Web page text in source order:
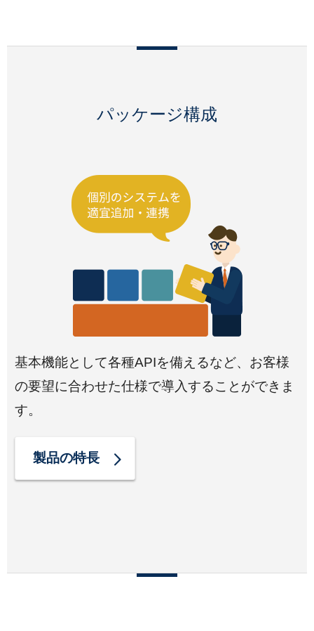
パッケージ構成
基本機能として各種APIを備えるなど、お客様
の要望に合わせた仕様で導入することができま
す。
製品の特長